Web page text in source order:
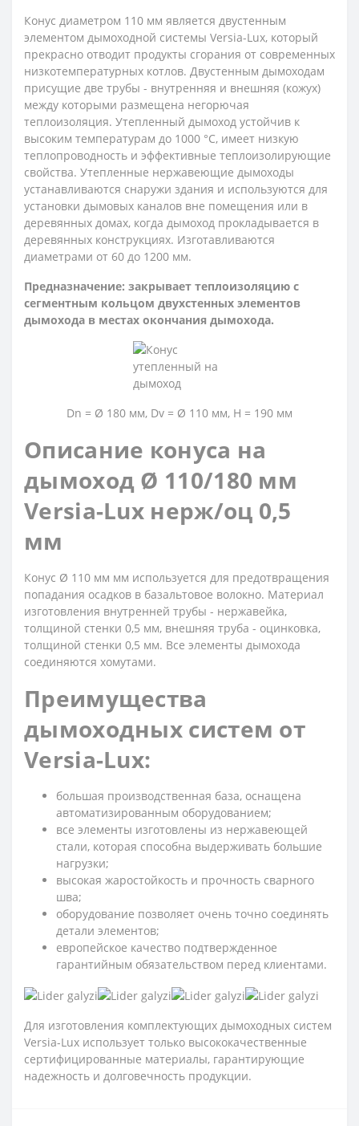
Конус диаметром 110 мм является двустенным
элементом дымоходной системы Versia-Lux, который
прекрасно отводит продукты сгорания от современных
низкотемпературных котлов. Двустенным дымоходам
присущие две трубы - внутренняя и внешняя (кожух)
между которыми размещена негорючая
теплоизоляция. Утепленный дымоход устойчив к
высоким температурам до 1000 °С, имеет низкую
теплопроводность и эффективные теплоизолирующие
свойства. Утепленные нержавеющие дымоходы
устанавливаются снаружи здания и используются для
установки дымовых каналов вне помещения или в
деревянных домах, когда дымоход прокладывается в
деревянных конструкциях. Изготавливаются
диаметрами от 60 до 1200 мм.
Предназначение: закрывает теплоизоляцию с
сегментным кольцом двухстенных элементов
дымохода в местах окончания дымохода.
Dn = Ø 180 мм, Dv = Ø 110 мм, H = 190 мм
Описание конуса на
дымоход Ø 110/180 мм
Versia-Lux нерж/оц 0,5
мм
Конус Ø 110 мм мм используется для предотвращения
попадания осадков в базальтовое волокно. Материал
изготовления внутренней трубы - нержавейка,
толщиной стенки 0,5 мм, внешняя труба - оцинковка,
толщиной стенки 0,5 мм. Все элементы дымохода
соединяются хомутами.
Преимущества
дымоходных систем от
Versia-Lux:
большая производственная база, оснащена
автоматизированным оборудованием;
все элементы изготовлены из нержавеющей
стали, которая способна выдерживать большие
нагрузки;
высокая жаростойкость и прочность сварного
шва;
оборудование позволяет очень точно соединять
детали элементов;
европейское качество подтвержденное
гарантийным обязательством перед клиентами.
Для изготовления комплектующих дымоходных систем
Versia-Lux использует только высококачественные
сертифицированные материалы, гарантирующие
надежность и долговечность продукции.